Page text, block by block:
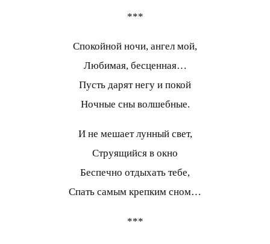
***
Спокойной ночи, ангел мой,
Любимая, бесценная…
Пусть дарят негу и покой
Ночные сны волшебные.
И не мешает лунный свет,
Струящийся в окно
Беспечно отдыхать тебе,
Спать самым крепким сном…
***